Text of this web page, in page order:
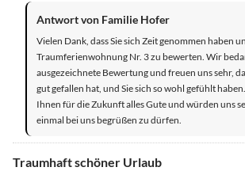
Antwort von Familie Hofer
Vielen Dank, dass Sie sich Zeit genommen haben
Traumferienwohnung Nr. 3 zu bewerten. Wir
ausgezeichnete Bewertung und freuen uns sehr,
gut gefallen hat, und Sie sich so wohl gefühlt
Ihnen für die Zukunft alles Gute und würden uns
einmal bei uns begrüßen zu dürfen.
Traumhaft schöner Urlaub